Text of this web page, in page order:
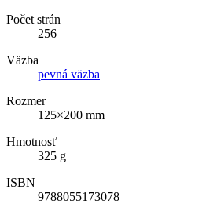
Počet strán
256
Väzba
pevná väzba
Rozmer
125×200 mm
Hmotnosť
325 g
ISBN
9788055173078